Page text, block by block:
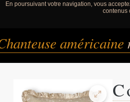
En poursuivant votre navigation, vous
contenus
américaine